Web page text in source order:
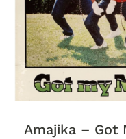
Amajika – Got